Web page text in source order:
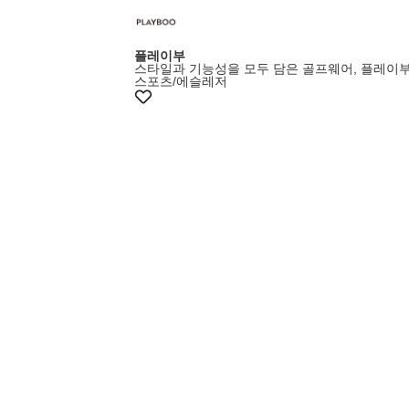
플레이부
스타일과 기능성을 모두 담은 골프웨어, 플레이
스포츠/에슬레저